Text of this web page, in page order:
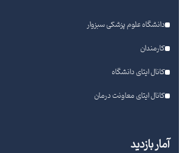
دانشگاه علوم پزشکی سبزوار
کارمندان
کانال ایتای دانشگاه
کانال ایتای معاونت درمان
آمار بازدید